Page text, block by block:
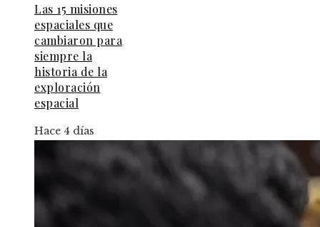
Las 15 misiones
espaciales que
cambiaron para
siempre la
historia de la
exploración
espacial
Hace 4 días